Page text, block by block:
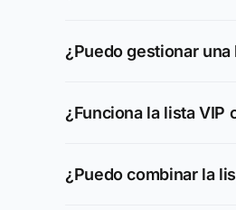
¿Puedo gestionar una
¿Funciona la lista VIP
¿Puedo combinar la